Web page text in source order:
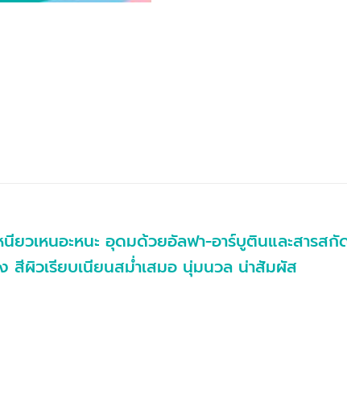
ยวเหนอะหนะ อุดมด้วยอัลฟา-อาร์บูตินและสาร
สีผิวเรียบเนียนสม่ำเสมอ นุ่มนวล น่าสัมผัส